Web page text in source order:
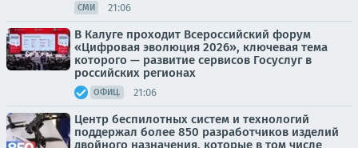
СМИ 21:06
В Калуге проходит Всероссийский форум
«Цифровая эволюция 2026», ключевая тема
которого — развитие сервисов Госуслуг в
российских регионах
ОФИЦ. 21:06
Центр беспилотных систем и технологий
поддержал более 850 разработчиков изделий
двойного назначения, которые в том числе